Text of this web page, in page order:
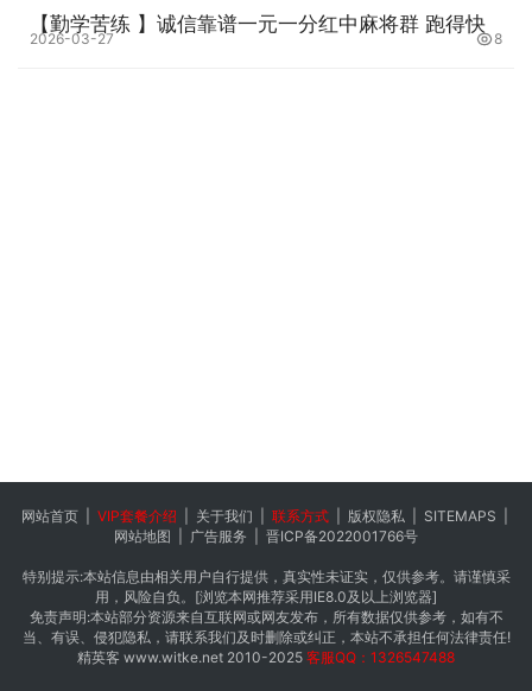
工艺品/礼品
纺织/皮革 办公/文教 纸业 其他未分类
【勤学苦练 】诚信靠谱一元一分红中麻将群 跑得快
2026-03-27 8
网站首页| VIP套餐介绍 关于我们 联系方式| 版权隐私| SITEMAPS
网站地图
广告服务 晋ICP备2022001766号
特别提示:本站信息由相关用户自行提供，真实性未证实，仅供参考。请谨慎采
用，风险自负。[浏览本网推荐采用IE8.0及以上浏览器]
免责声明:本站部分资源来自互联网或网友发布，所有数据仅供参考，如有不
当、有误、侵犯隐私，请联系我们及时删除或纠正，本站不承担任何法律责任!
精英客 www.witke.net 2010-2025 客服QQ：1326547488